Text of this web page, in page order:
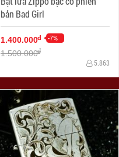
bản Bad Girl
1.400.000đ -7%
1.500.000đ
5.863